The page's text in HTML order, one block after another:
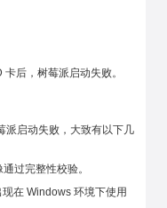
后，树莓派启动失败。
派启动失败，大致有以下几
过完整性校验。
在 Windows 环境下使用